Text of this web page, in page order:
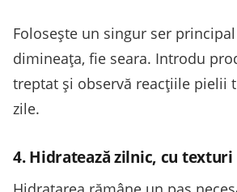
Folosește un singur ser
dimineața, fie seara. Introdu
treptat și observă reacțiile pielii
zile.
4. Hidratează zilnic, cu